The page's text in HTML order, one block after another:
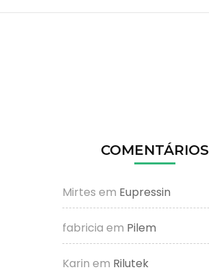
COMENTÁRIOS
Mirtes em Eupressin
fabricia em Pilem
Karin em Rilutek